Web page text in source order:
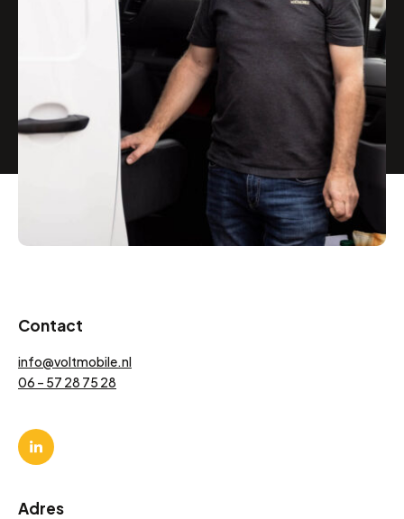
Contact
info@voltmobile.nl
06 – 57 28 75 28
Adres